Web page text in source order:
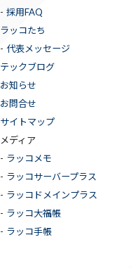
採用FAQ
ラッコたち
代表メッセージ
テックブログ
お知らせ
お問合せ
サイトマップ
メディア
ラッコメモ
ラッコサーバープラス
ラッコドメインプラス
ラッコ大福帳
ラッコ手帳